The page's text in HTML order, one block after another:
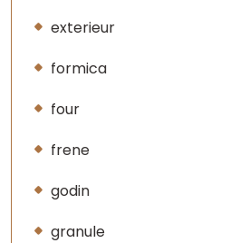
exterieur
formica
four
frene
godin
granule